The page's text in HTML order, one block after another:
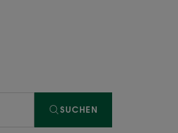
SUCHEN